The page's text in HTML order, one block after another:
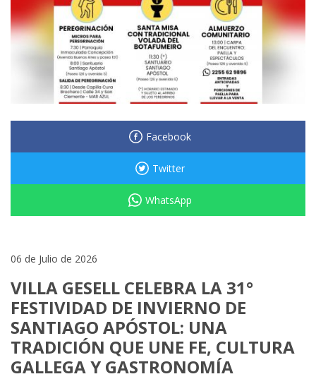
Facebook
Twitter
WhatsApp
06 de Julio de 2026
VILLA GESELL CELEBRA LA 31°
FESTIVIDAD DE INVIERNO DE
SANTIAGO APÓSTOL: UNA
TRADICIÓN QUE UNE FE, CULTURA
GALLEGA Y GASTRONOMÍA